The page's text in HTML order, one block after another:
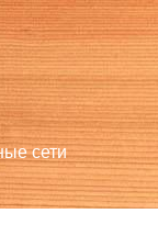
сети